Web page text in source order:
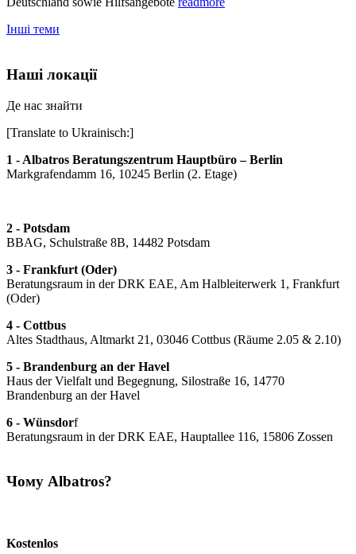
Інші теми
Наші локації
Де нас знайти
[Translate to Ukrainisch:]
1 - Albatros Beratungszentrum Hauptbüro – Berlin
Markgrafendamm 16, 10245 Berlin (2. Etage)
2 - Potsdam
BBAG, Schulstraße 8B, 14482 Potsdam
3 - Frankfurt (Oder)
Beratungsraum in der DRK EAE, Am Halbleiterwerk 1, Frankfurt
(Oder)
4 - Cottbus
Altes Stadthaus, Altmarkt 21, 03046 Cottbus (Räume 2.05 & 2.10)
5 - Brandenburg an der Havel
Haus der Vielfalt und Begegnung, Silostraße 16, 14770
Brandenburg an der Havel
6 - Wünsdorf
Beratungsraum in der DRK EAE, Hauptallee 116, 15806 Zossen
Чому Albatros?
Kostenlos